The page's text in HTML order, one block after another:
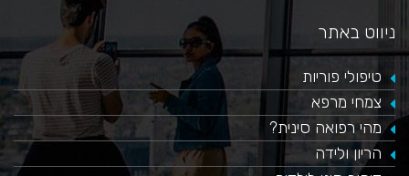
ניווט באתר
טיפולי פוריות
צמחי מרפא
מהי רפואה סינית?
הריון ולידה